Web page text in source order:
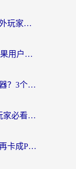
星战前夜加速器排名怎么看？海外玩家国服游戏畅玩终极指南（附欧洲玩跑跑我的起源解决方案）
海外玩使命召唤OL卡成PPT？苹果用户必看：使命召唤OL国外加速器下载苹果版指南
欧洲打漫威超级战争用什么加速器？3个海外游戏卡顿问题一次解决（附实测推荐）
美国冒险岛2加速总掉线？海外玩家必看的国服游戏加速器选择指南
国外能玩实况足球国内版吗？别再卡成PPT！海外党国服游戏加速全攻略